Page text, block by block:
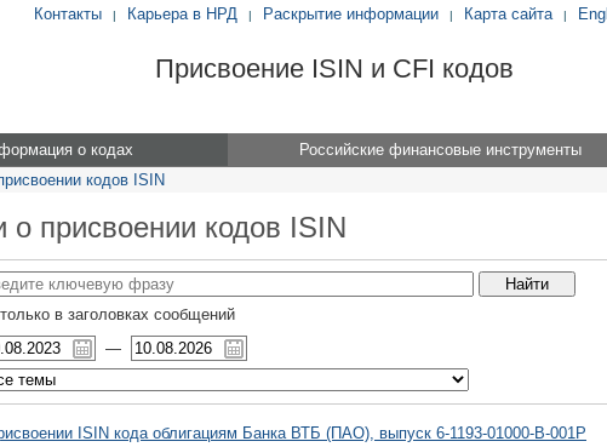
Контакты | Карьера в НРД | Раскрытие информации | Карта сайта |
Присвоение ISIN и CFI кодов
о кодах Российские финансовые инструменты
кодов ISIN
о присвоении кодов ISIN
только в заголовках сообщений
—
ISIN кода облигациям Банка ВТБ (ПАО), выпуск 6-1193-01000-B-001P